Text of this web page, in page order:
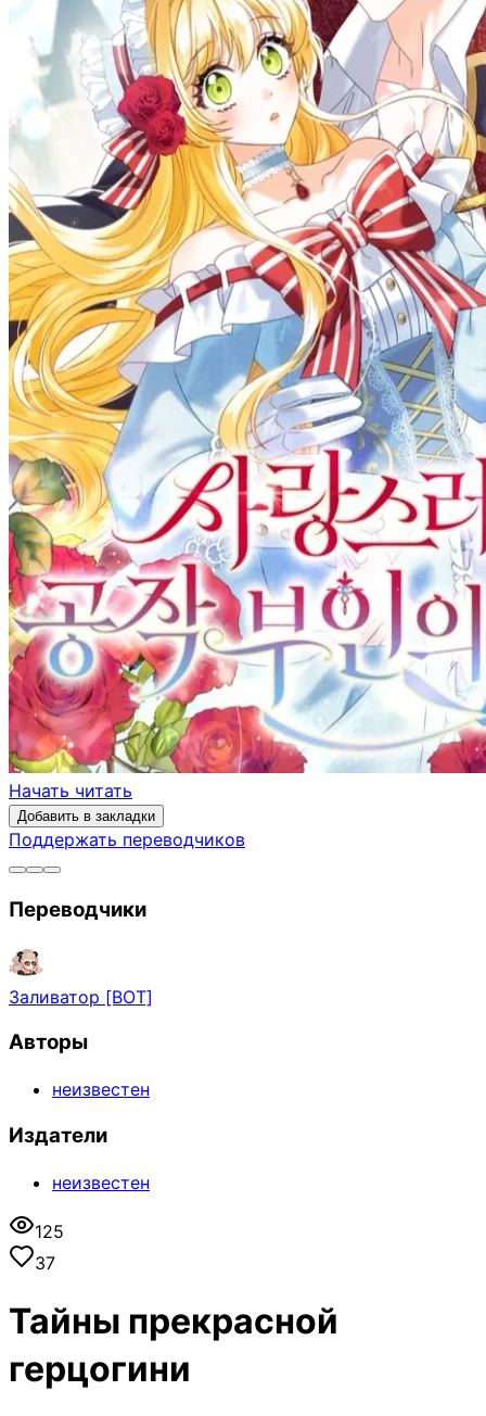
Начать читать
Добавить в закладки
Поддержать переводчиков
Переводчики
Заливатор [BOT]
Авторы
неизвестен
Издатели
неизвестен
125
37
Тайны прекрасной
герцогини